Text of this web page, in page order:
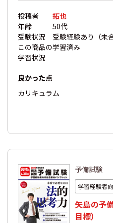
投稿者
拓也
年齢
50代
受験状況
受験経験あり（未合
この商品の
学習状況
学習済み
良かった点
カリキュラム
予備試験
学習経験者
矢島の予
目標）